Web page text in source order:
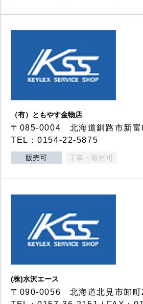
（有）ともやす金物店
〒085-0004 北海道釧路市新富
TEL：0154-22-5875
販売可 工事・取付可
(株)水沢エース
〒090-0056 北海道北見市卸町